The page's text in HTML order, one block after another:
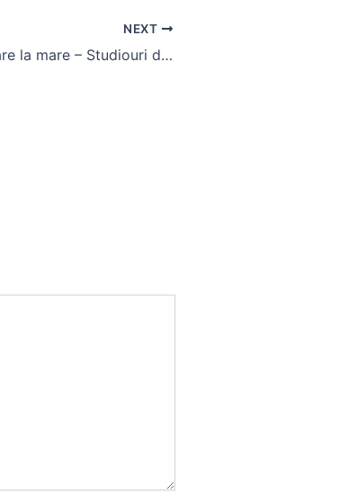
NEXT
Apartamente de vanzare la mare – Studiouri din zona centrala